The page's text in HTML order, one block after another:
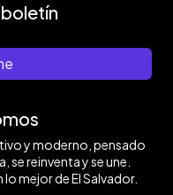
y moderno, pensado
se reinventa y se une.
mejor de El Salvador.